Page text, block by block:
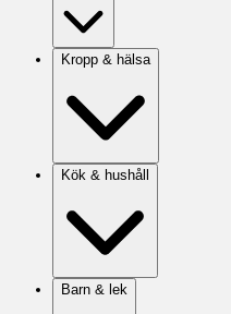
Kropp & hälsa
Kök & hushåll
Barn & lek